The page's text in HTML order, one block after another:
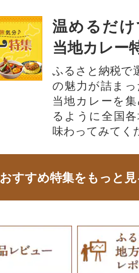
温めるだ
当地カレー
ふるさと納税で
の魅力が詰ま
当地カレーを
るように全国
味わってみてく
おすすめ特集をもっと